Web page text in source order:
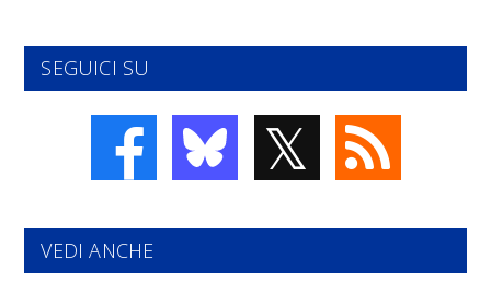
SEGUICI SU
𝕏
VEDI ANCHE